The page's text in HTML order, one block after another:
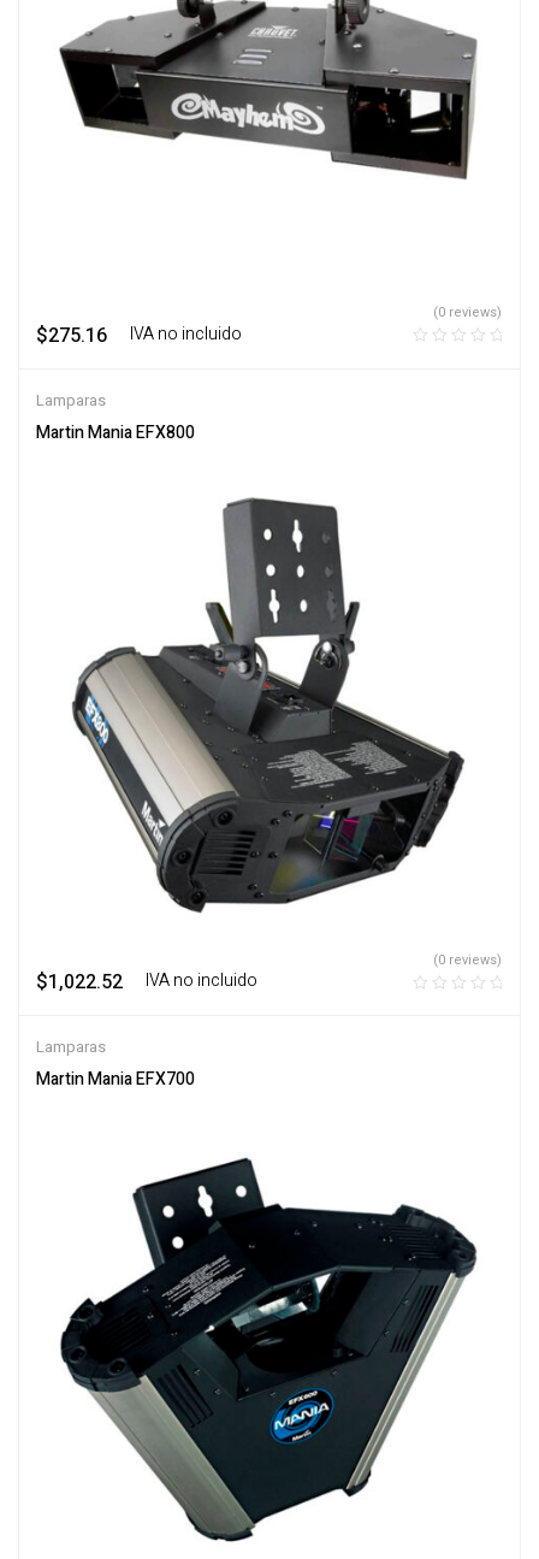
$275.16 ‎ ‎ ‎ IVA no incluido
(0 reviews)
Lamparas
Martin Mania EFX800
$1,022.52 ‎ ‎ ‎ IVA no incluido
(0 reviews)
Lamparas
Martin Mania EFX700